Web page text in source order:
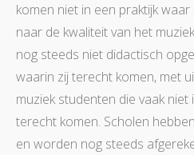
komen niet in een praktijk
naar de kwaliteit van het
nog steeds niet didactisch
waarin zij terecht komen, met
muziek studenten die vaak
terecht komen. Scholen
en worden nog steeds